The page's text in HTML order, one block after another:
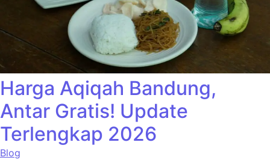
Harga Aqiqah Bandung,
Antar Gratis! Update
Terlengkap 2026
Blog